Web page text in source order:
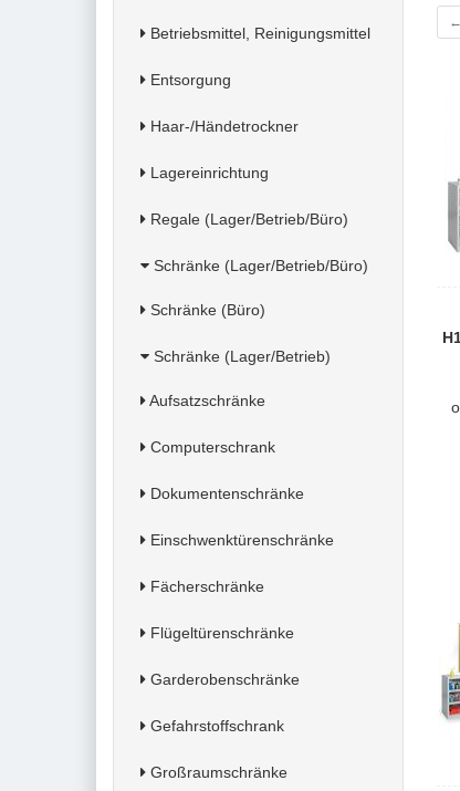
Betriebsmittel, Reinigungsmittel
Entsorgung
Haar-/Händetrockner
Lagereinrichtung
Regale (Lager/Betrieb/Büro)
Schränke (Lager/Betrieb/Büro)
Schränke (Büro)
Schränke (Lager/Betrieb)
Aufsatzschränke
Computerschrank
Dokumentenschränke
Einschwenktürenschränke
Fächerschränke
Flügeltürenschränke
Garderobenschränke
Gefahrstoffschrank
Großraumschränke